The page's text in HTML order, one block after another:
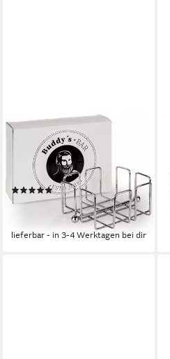
BUDDY'S
Serviettenhalter, Metall, (1-
tlg), verchromt, für 50
Servietten
(1)
15,99 € UVP 26,99 €
lieferbar - in 3-4 Werktagen bei dir